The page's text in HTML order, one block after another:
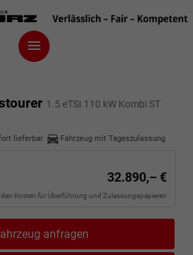
1.5 eTSI 110 kW Kombi ST
lieferbar Fahrzeug mit Tageszulassung
32.890,– €
den Kosten für Überführung und Zulassungspapieren
anfragen